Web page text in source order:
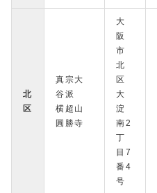
北
区
真宗大
谷派
横超山
圓勝寺
大
阪
市
北
区
大
淀
南2
丁
目7
番4
号